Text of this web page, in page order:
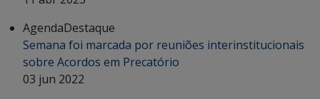
AgendaDestaque
Semana foi marcada por reuniões interinstitucionais
sobre Acordos em Precatório
03 jun 2022